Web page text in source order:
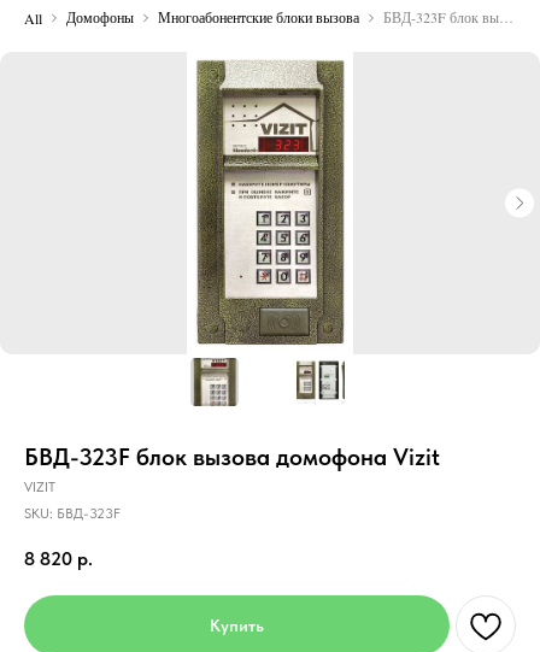
All Домофоны Многоабонентские блоки вызова
БВД-323F блок вызова домофона Vizit
VIZIT
SKU: БВД-323F
8 820 р.
Купить